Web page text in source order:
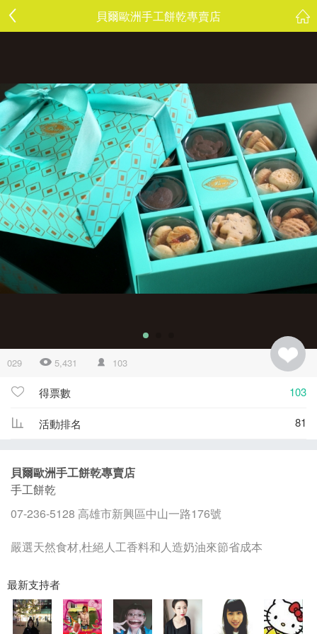
貝爾歐洲手工餅乾專賣店
029 5,431 103
得票數 103
活動排名 81
貝爾歐洲手工餅乾專賣店
手工餅乾
07-236-5128 高雄市新興區中山一路176號
嚴選天然食材,杜絕人工香料和人造奶油來節省成本
最新支持者